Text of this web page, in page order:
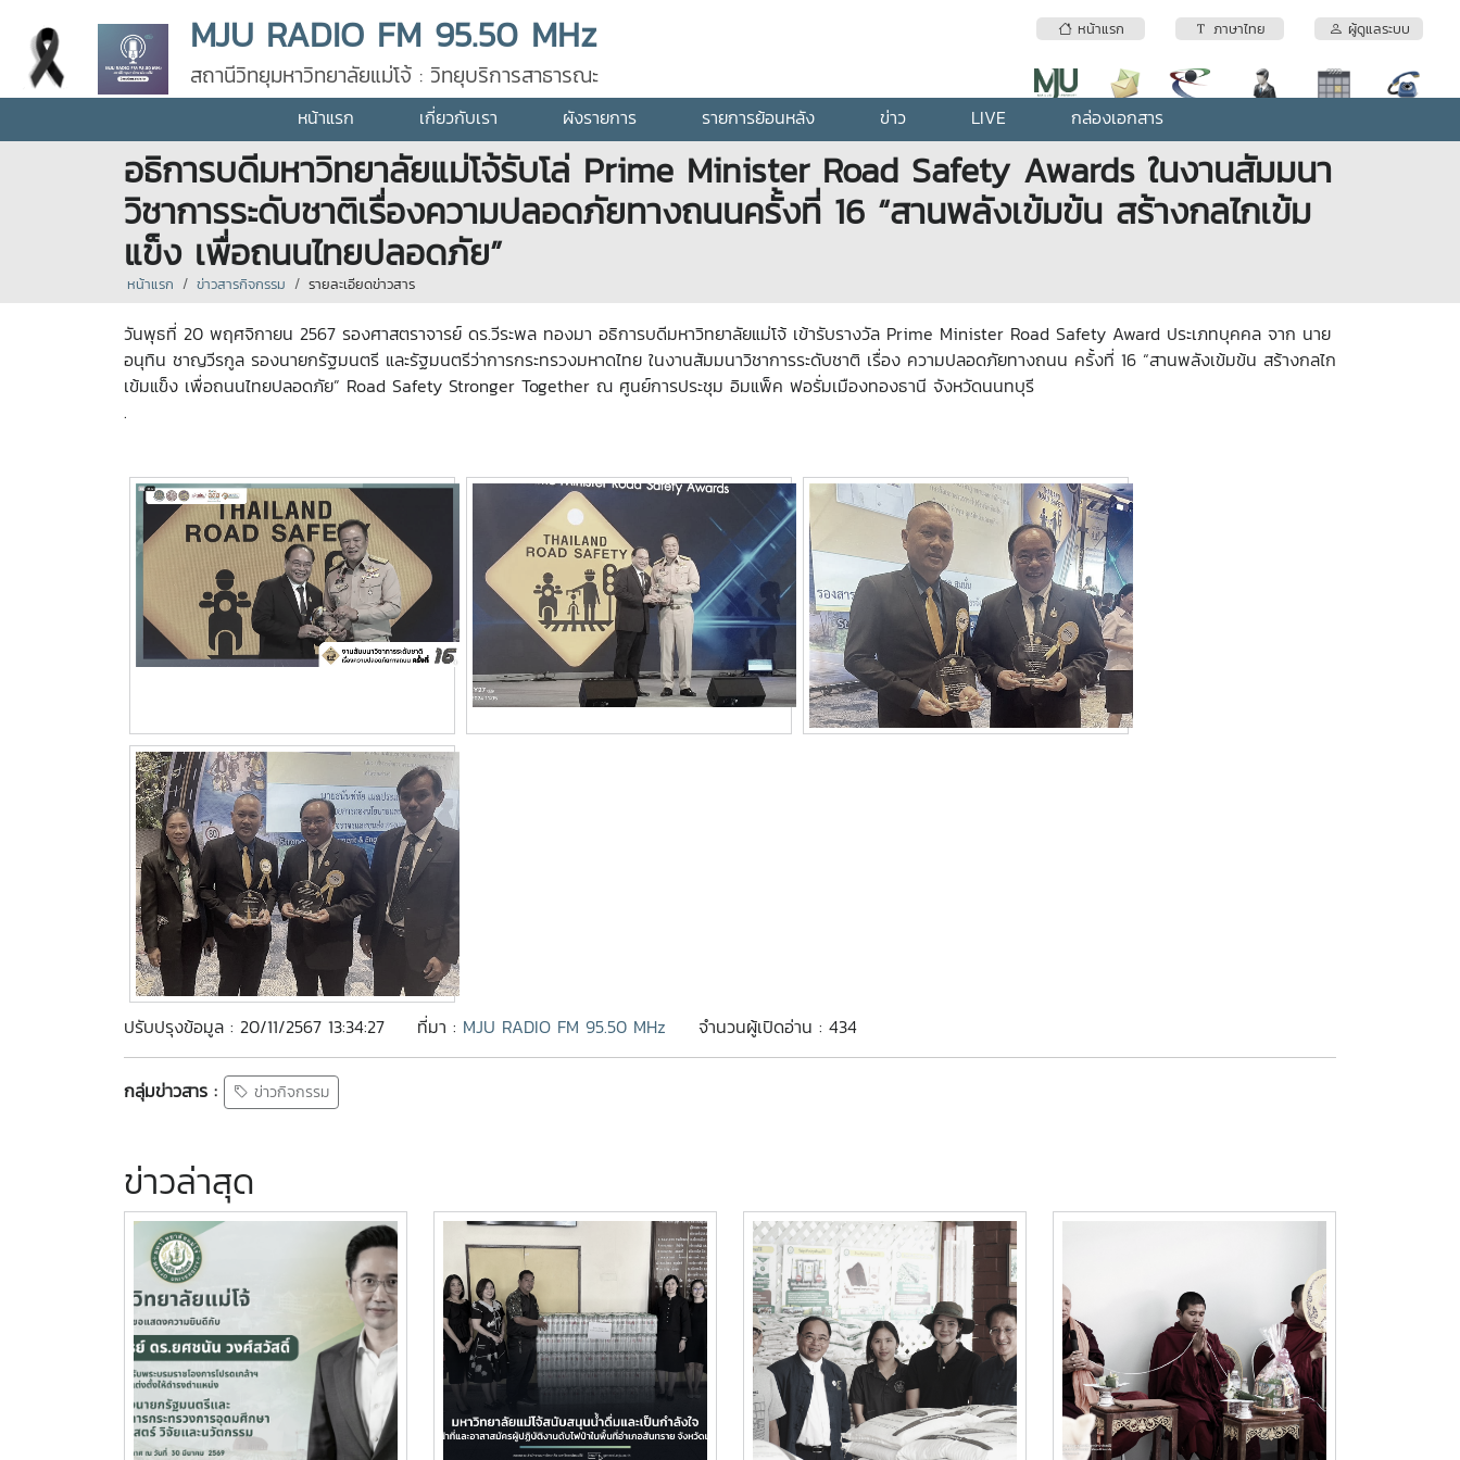
หน้าแรก ภาษาไทย ผู้ดูแลระบบ
MJU RADIO FM 95.50 MHz
สถานีวิทยุมหาวิทยาลัยแม่โจ้ : วิทยุบริการสาธารณะ
หน้าแรก เกี่ยวกับเรา ผังรายการ รายการย้อนหลัง ข่าว LIVE กล่องเอกสาร
อธิการบดีมหาวิทยาลัยแม่โจ้รับโล่ Prime Minister Road Safety Awards ในงานสัมมนา
วิชาการระดับชาติเรื่องความปลอดภัยทางถนนครั้งที่ 16 “สานพลังเข้มข้น สร้างกลไกเข้ม
แข็ง เพื่อถนนไทยปลอดภัย”
หน้าแรก ข่าวสารกิจกรรม รายละเอียดข่าวสาร
วันพุธที่ 20 พฤศจิกายน 2567 รองศาสตราจารย์ ดร.วีระพล ทองมา อธิการบดีมหาวิทยาลัยแม่โจ้ เข้ารับรางวัล Prime Minister Road Safety Award ประเภทบุคคล จาก นาย
อนุทิน ชาญวีรกูล รองนายกรัฐมนตรี และรัฐมนตรีว่าการกระทรวงมหาดไทย ในงานสัมมนาวิชาการระดับชาติ เรื่อง ความปลอดภัยทางถนน ครั้งที่ 16 “สานพลังเข้มข้น สร้างกลไก
เข้มแข็ง เพื่อถนนไทยปลอดภัย” Road Safety Stronger Together ณ ศูนย์การประชุม อิมแพ็ค ฟอรั่มเมืองทองธานี จังหวัดนนทบุรี
.
ปรับปรุงข้อมูล : 20/11/2567 13:34:27 ที่มา : MJU RADIO FM 95.50 MHz จำนวนผู้เปิดอ่าน : 434
กลุ่มข่าวสาร : ข่าวกิจกรรม
ข่าวล่าสุด